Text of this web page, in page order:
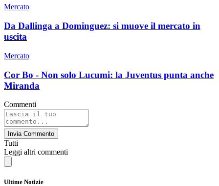
Mercato
Da Dallinga a Dominguez: si muove il mercato in
uscita
Mercato
Cor Bo - Non solo Lucumi: la Juventus punta anche
Miranda
Commenti
Invia Commento
Tutti
Leggi altri commenti
Ultime Notizie